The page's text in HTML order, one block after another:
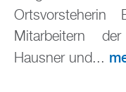
Mitarbeitern
Hausner und...